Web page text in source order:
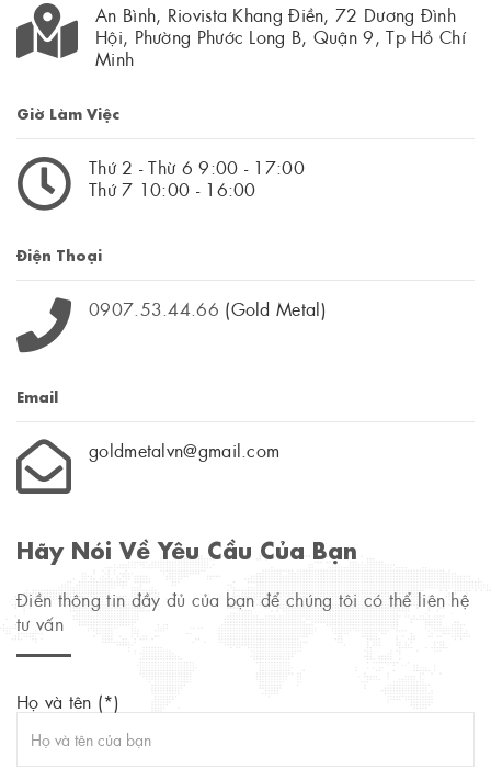
An Bình, Riovista Khang Điền, 72 Dương Đình
Hội, Phường Phước Long B, Quận 9, Tp Hồ Chí
Minh
Giờ Làm Việc
Thứ 2 - Thừ 6 9:00 - 17:00
Thứ 7 10:00 - 16:00
Điện Thoại
0907.53.44.66 (Gold Metal)
Email
goldmetalvn@gmail.com
Hãy Nói Về Yêu Cầu Của Bạn
Điền thông tin đầy đủ của bạn để chúng tôi có thể liên hệ
tư vấn
Họ và tên (*)